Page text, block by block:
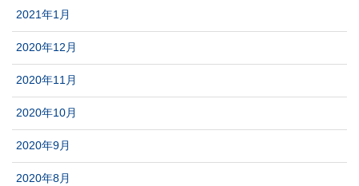
2021年1月
2020年12月
2020年11月
2020年10月
2020年9月
2020年8月